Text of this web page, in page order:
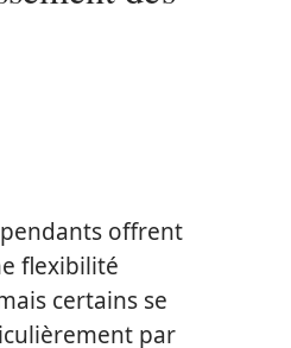
offrent
flexibilité
certains se
par